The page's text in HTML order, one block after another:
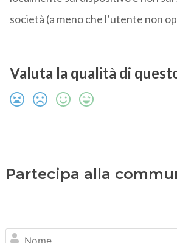
società (a meno che l’utente non
Valuta la qualità di
Partecipa alla